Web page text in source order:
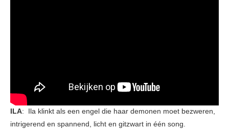
ILA: Ila klinkt als een engel die haar demonen moet bezweren,
intrigerend en spannend, licht en gitzwart in één song.